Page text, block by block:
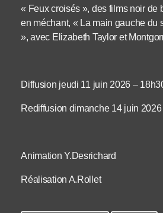
« Feux croisés », des films noir de
en méchant, « La main gauche du
», avec Elizabeth Taylor et
Diffusion jeudi 11 juin 2026 –
Rediffusion dimanche 14 juin
Animation Y.Desrichard
Réalisation A.Rollet